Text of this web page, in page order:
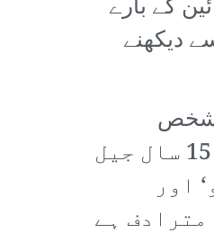
کے بارے
دیکھنے
ہے۔ 2015ء میں ایک شخص
انٹرنیٹ پر بادشاہ کے کتے کی تصویریں طنزیہ انداز میں شئیر کر رہا تھا جس کو عدالتی نمائندوں نے 15 سال جیل
اور
ہے